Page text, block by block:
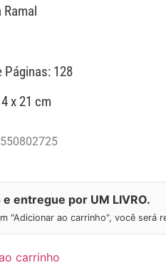
Ramal
Páginas: 128
x 21 cm
entregue por UM LIVRO.
"Adicionar ao carrinho", você será
carrinho